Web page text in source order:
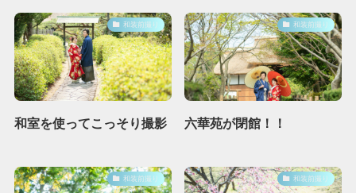
和装前撮り
和室を使ってこっそり撮影
和装前撮り
六華苑が閉館！！
和装前撮り 和装前撮り